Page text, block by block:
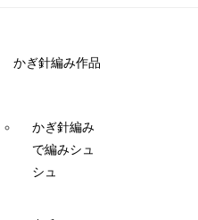
かぎ針編み作品
かぎ針編み
で編みシュ
シュ